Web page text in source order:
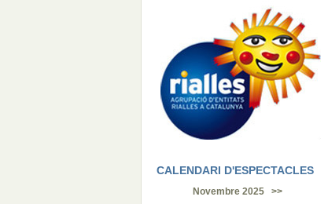
CALENDARI D'ESPECTACLES
Novembre 2025 >>